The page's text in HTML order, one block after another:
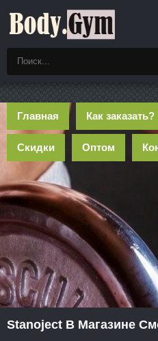
Главная Как заказать?
Скидки Оптом
Stanoject В Магазине